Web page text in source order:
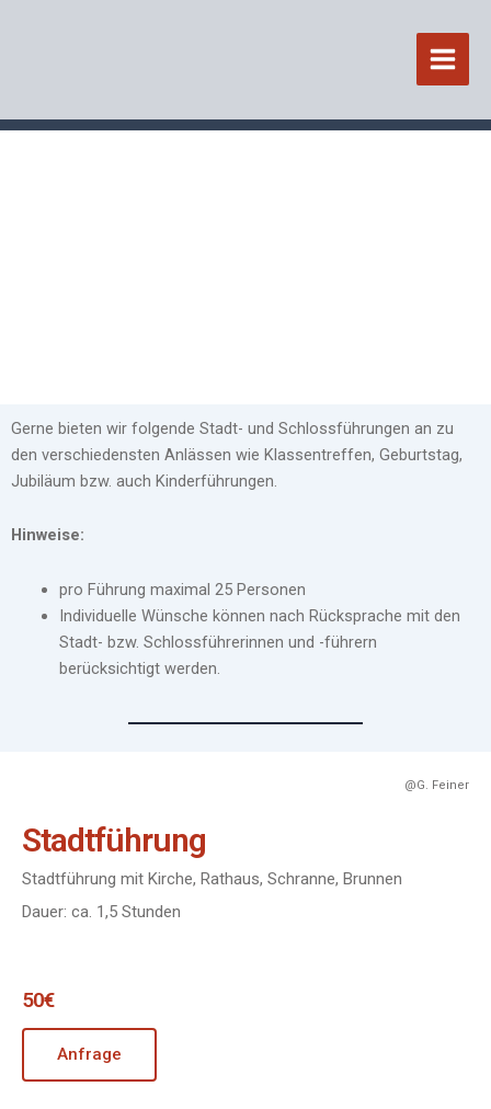
Gerne bieten wir folgende Stadt- und Schlossführungen an zu
den verschiedensten Anlässen wie Klassentreffen, Geburtstag,
Jubiläum bzw. auch Kinderführungen.
Hinweise:
pro Führung maximal 25 Personen
Individuelle Wünsche können nach Rücksprache mit den
Stadt- bzw. Schlossführerinnen und -führern
berücksichtigt werden.
@G. Feiner
Stadtführung
Stadtführung mit Kirche, Rathaus, Schranne, Brunnen
Dauer: ca. 1,5 Stunden
50€
Anfrage